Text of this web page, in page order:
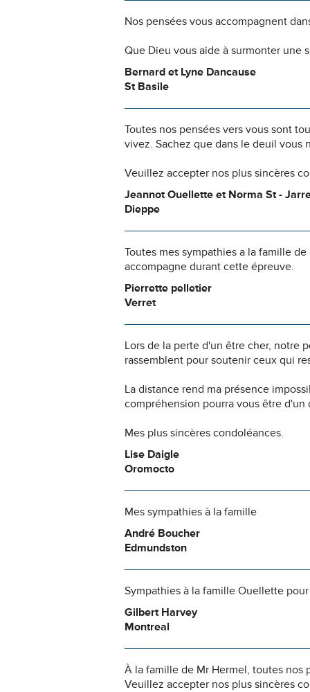
Nos pensées vous accompagnent
Que Dieu vous aide à surmonter une
Bernard et Lyne Dancause
St Basile
Toutes nos pensées vers vous sont
vivez. Sachez que dans le deuil vous
Veuillez accepter nos plus sincères
Jeannot Ouellette et Norma St -
Dieppe
Toutes mes sympathies a la famille
accompagne durant cette épreuve.
Pierrette pelletier
Verret
Lors de la perte d'un être cher, notre
rassemblent pour soutenir ceux qui
La distance rend ma présence
compréhension pourra vous être d'un
Mes plus sincères condoléances.
Lise Daigle
Oromocto
Mes sympathies à la famille
André Boucher
Edmundston
Sympathies à la famille Ouellette
Gilbert Harvey
Montreal
À la famille de Mr Hermel, toutes nos
Veuillez accepter nos plus sincères